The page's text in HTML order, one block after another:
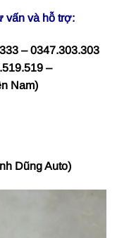
vấn và hỗ trợ:
– 0347.303.303
–
Nam)
Dũng Auto)